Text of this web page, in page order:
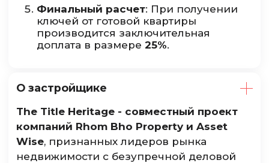
Финальный расчет: При получении
ключей от готовой квартиры
производится заключительная
доплата в размере25%.
О застройщике
The Title Heritage - совместный проект
компаний Rhom Bho Property и Asset
Wise, признанных лидеров рынка
недвижимости с безупречной деловой